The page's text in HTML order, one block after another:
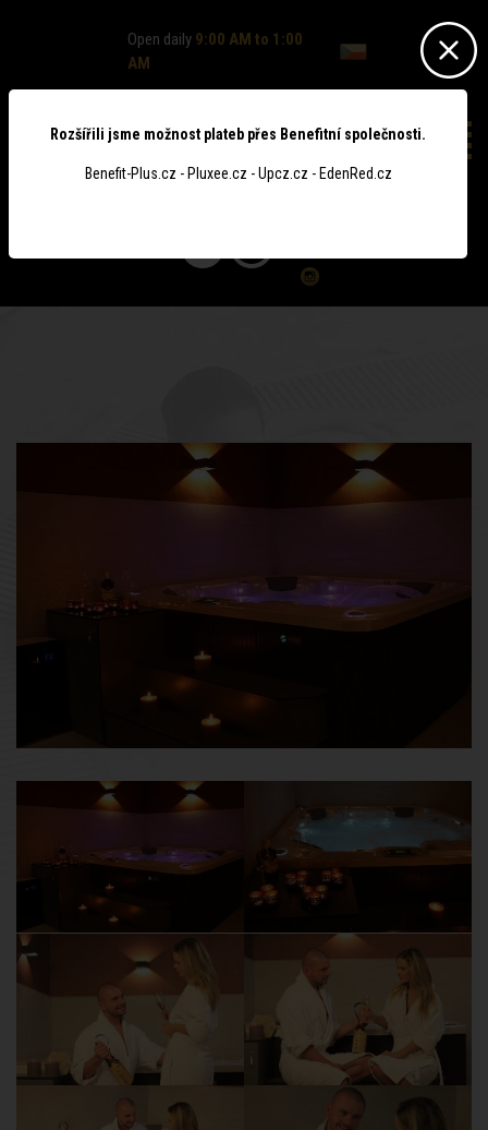
Open daily 9:00 AM to 1:00
AM
Rozšířili jsme možnost plateb přes Benefitní společnosti.
Benefit-Plus.cz - Pluxee.cz - Upcz.cz - EdenRed.cz